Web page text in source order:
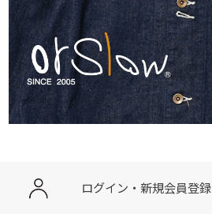
ログイン・新規会員登録